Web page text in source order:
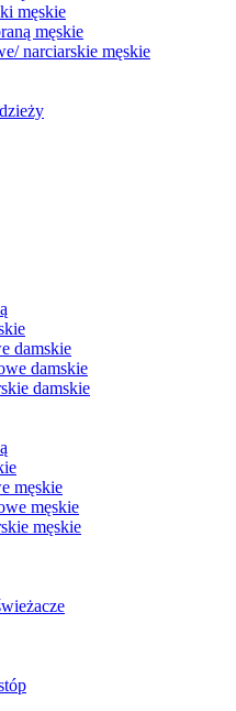
męskie
męskie
narciarskie męskie
damskie
damskie
damskie
męskie
męskie
męskie